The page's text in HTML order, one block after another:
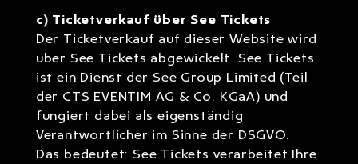
c) Ticketverkauf über See Tickets
Der Ticketverkauf auf dieser Website wird
über See Tickets abgewickelt. See Tickets
ist ein Dienst der See Group Limited (Teil
der CTS EVENTIM AG & Co. KGaA) und
fungiert dabei als eigenständig
Verantwortlicher im Sinne der DSGVO.
Das bedeutet: See Tickets verarbeitet Ihre